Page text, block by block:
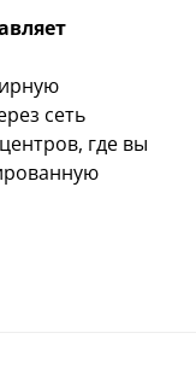
сеть
где вы